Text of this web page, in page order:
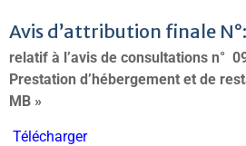
Avis d’attribution finale
relatif à l’avis de consultations n°
Prestation d’hébergement et de
MB »
Télécharger